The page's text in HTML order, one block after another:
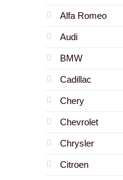
Alfa Romeo
Audi
BMW
Cadillac
Chery
Chevrolet
Chrysler
Citroen